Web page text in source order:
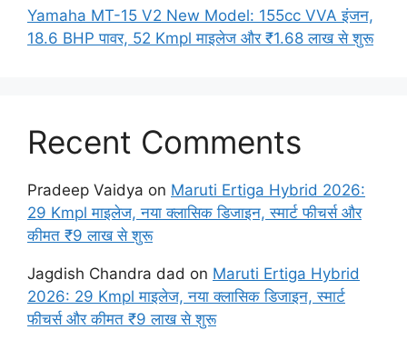
Yamaha MT-15 V2 New Model: 155cc VVA इंजन,
18.6 BHP पावर, 52 Kmpl माइलेज और ₹1.68 लाख से शुरू
Recent Comments
Pradeep Vaidya on Maruti Ertiga Hybrid 2026:
29 Kmpl माइलेज, नया क्लासिक डिजाइन, स्मार्ट फीचर्स और
कीमत ₹9 लाख से शुरू
Jagdish Chandra dad on Maruti Ertiga Hybrid
2026: 29 Kmpl माइलेज, नया क्लासिक डिजाइन, स्मार्ट
फीचर्स और कीमत ₹9 लाख से शुरू